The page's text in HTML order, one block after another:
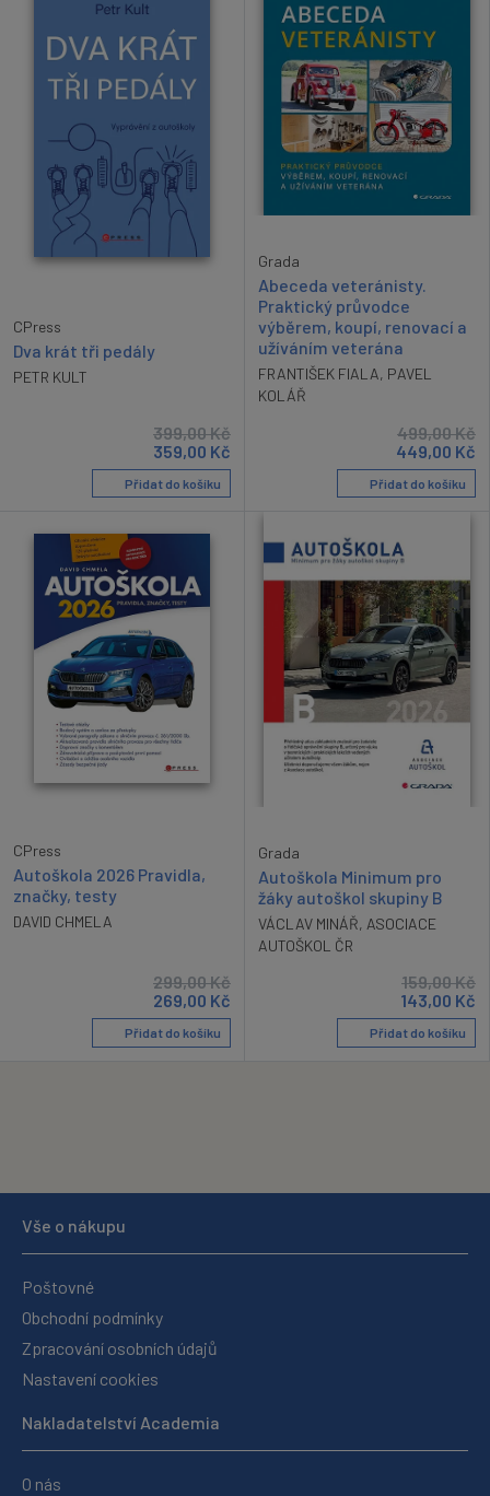
CPress
Dva krát tři pedály
PETR KULT
399,00Kč
359,00 Kč
Přidat do košíku
Grada
Abeceda veteránisty.
Praktický průvodce
výběrem, koupí, renovací a
užíváním veterána
FRANTIŠEK FIALA, PAVEL
KOLÁŘ
499,00Kč
449,00 Kč
Přidat do košíku
CPress
Autoškola 2026 Pravidla,
značky, testy
DAVID CHMELA
299,00Kč
269,00 Kč
Přidat do košíku
Grada
Autoškola Minimum pro
žáky autoškol skupiny B
VÁCLAV MINÁŘ, ASOCIACE
AUTOŠKOL ČR
159,00Kč
143,00 Kč
Přidat do košíku
Vše o nákupu
Poštovné
Obchodní podmínky
Zpracování osobních údajů
Nastavení cookies
Nakladatelství Academia
O nás